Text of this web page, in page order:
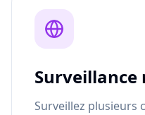
Surveillez plusieurs